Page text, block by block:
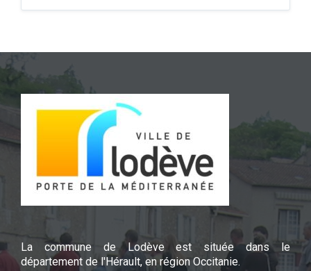
La commune de Lodève est située dans le
département de l'Hérault, en région Occitanie.